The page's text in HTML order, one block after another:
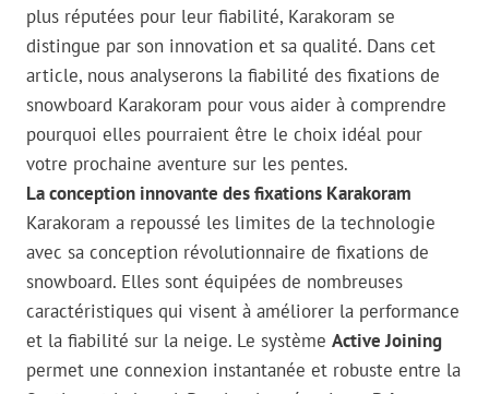
plus réputées pour leur fiabilité, Karakoram se
distingue par son innovation et sa qualité. Dans cet
article, nous analyserons la fiabilité des fixations de
snowboard Karakoram pour vous aider à comprendre
pourquoi elles pourraient être le choix idéal pour
votre prochaine aventure sur les pentes.
La conception innovante des fixations Karakoram
Karakoram a repoussé les limites de la technologie
avec sa conception révolutionnaire de fixations de
snowboard. Elles sont équipées de nombreuses
caractéristiques qui visent à améliorer la performance
et la fiabilité sur la neige. Le système Active Joining
permet une connexion instantanée et robuste entre la